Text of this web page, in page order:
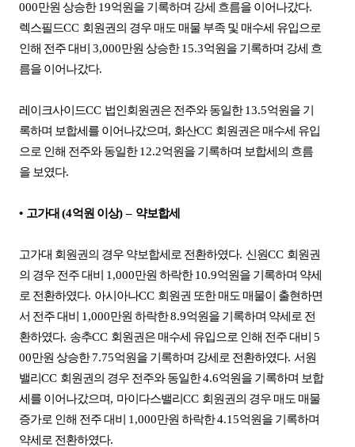
000만원 상승한19억원을 기록하며 강세 흐름을 이어나갔다.
렉스필드CC 회원권의 경우 매도 매물 부족 및 매수세 유입으로
인해 전주 대비 3,000만원 상승한15.3억원을 기록하며 강세 흐
름을 이어나갔다.
레이크사이드CC 법인회원권은 전주와 동일한13.5억원을 기
록하며 보합세를 이어나갔으며, 화산CC 회원권은 매수세 유입
으로 인해 전주와 동일한12.2억원을 기록하며 보합세의 흐름
을 보였다.
• 고가대 (4억원 이상)– 약보합세
고가대 회원권의 경우 약보합세로 전환하였다. 신원CC 회원권
의 경우 전주 대비 1,000만원 하락한10.9억원을 기록하며 약세
로 전환하였다. 아시아나CC 회원권 또한 매도 매물이 출현하면
서 전주 대비 1,000만원 하락한8.9억원을 기록하며 약세로 전
환하였다. 송추CC 회원권은 매수세 유입으로 인해 전주 대비 5
00만원 상승한7.75억원을 기록하며 강세로 전환하였다. 서원
밸리 CC 회원권의 경우 전주와 동일한4.6억원을 기록하며 보합
세를 이어나갔으며, 마이다스밸리 CC 회원권의 경우 매도 매물
증가로 인해 전주 대비 1,000만원 하락한4.15억원을 기록하며
약세로 전환하였다.